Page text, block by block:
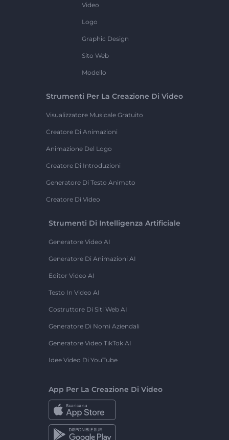
Video
Logo
Graphic Design
Sito Web
Modello
Strumenti Per La Creazione Di Video
Visualizzatore Musicale Gratuito
Creatore Di Animazioni
Animazione Del Logo
Creatore Di Introduzioni
Generatore Di Testo Animato
Creatore Di Video
Strumenti Di Intelligenza Artificiale
Generatore Video AI
Generatore Di Animazioni AI
Editor Video AI
Testo In Video AI
Costruttore Di Siti Web AI
Generatore Di Nomi Aziendali
Generatore Video TikTok AI
Idee Video Di YouTube
App Per La Creazione Di Video